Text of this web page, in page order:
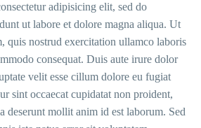
adipisicing elit, sed do
ut labore et dolore magna aliqua. Ut
quis nostrud exercitation ullamco laboris
consequat. Duis aute irure dolor
velit esse cillum dolore eu fugiat
sint occaecat cupidatat non proident,
deserunt mollit anim id est laborum. Sed